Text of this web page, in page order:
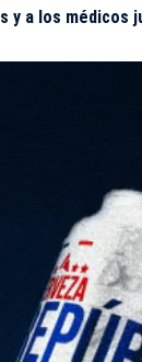
y a los médicos